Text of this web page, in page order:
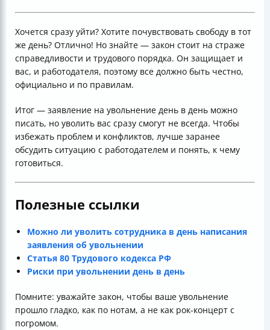
Хочется сразу уйти? Хотите почувствовать свободу в тот
же день? Отлично! Но знайте — закон стоит на страже
справедливости и трудового порядка. Он защищает и
вас, и работодателя, поэтому все должно быть честно,
официально и по правилам.
Итог — заявление на увольнение день в день можно
писать, но уволить вас сразу смогут не всегда. Чтобы
избежать проблем и конфликтов, лучше заранее
обсудить ситуацию с работодателем и понять, к чему
готовиться.
Полезные ссылки
Можно ли уволить сотрудника в день написания
заявления об увольнении
Статья 80 Трудового кодекса РФ
Риски при увольнении день в день
Помните: уважайте закон, чтобы ваше увольнение
прошло гладко, как по нотам, а не как рок-концерт с
погромом.